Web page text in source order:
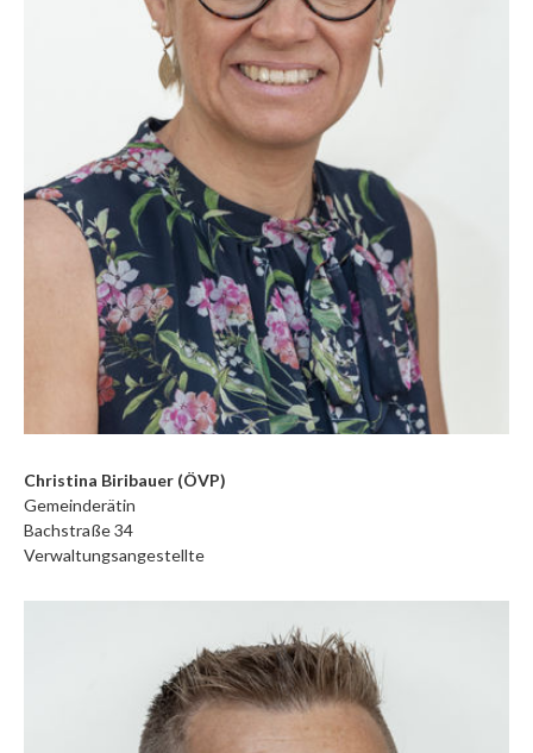
Christina Biribauer (ÖVP)
Gemeinderätin
Bachstraße 34
Verwaltungsangestellte